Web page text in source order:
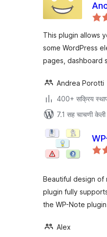
This plugin allows
some WordPress
pages, dashboard
Andrea Porotti
400+ सक्रिय
7.1 सह चाचणी केली
Beautiful design of
plugin fully
the WP-Note
Alex